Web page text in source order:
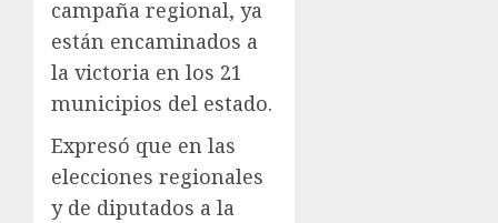
campaña regional, ya
están encaminados a
la victoria en los 21
municipios del estado.
Expresó que en las
elecciones regionales
y de diputados a la